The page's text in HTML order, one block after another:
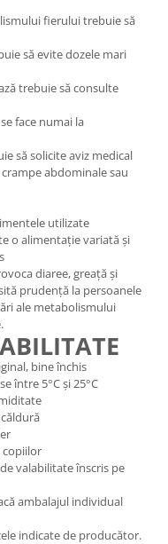
fierului trebuie să
să evite dozele mari
trebuie să consulte
face numai la
să solicite aviz medical
abdominale sau
utilizate
o alimentație variată și
diaree, greață și
prudență la persoanele
ale metabolismului
bine închis
între 5°C și 25°C
copiilor
valabilitate înscris pe
ambalajul individual
indicate de producător.